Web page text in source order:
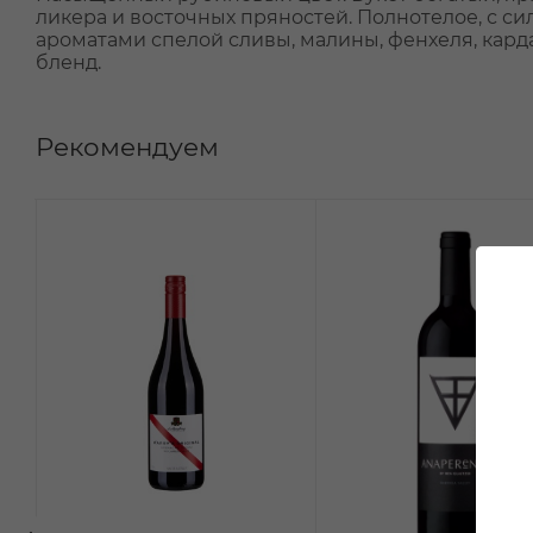
ликера и восточных пряностей. Полнотелое, с
ароматами спелой сливы, малины, фенхеля,
бленд.
Рекомендуем